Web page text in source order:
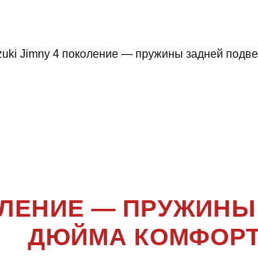
Jimny 4 поколение — пружины задней
4
—
ДЮЙМА